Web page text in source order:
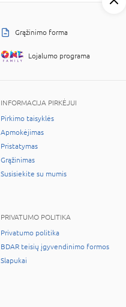
Grąžinimo forma
Lojalumo programa
INFORMACIJA PIRKĖJUI
Pirkimo taisyklės
Apmokėjimas
Pristatymas
Grąžinimas
Susisiekite su mumis
PRIVATUMO POLITIKA
Privatumo politika
BDAR teisių įgyvendinimo formos
Slapukai